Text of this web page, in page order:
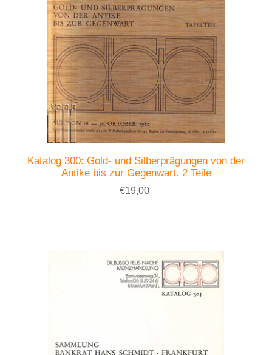
Katalog 300: Gold- und Silberprägungen von der
Antike bis zur Gegenwart. 2 Teile
€19,00